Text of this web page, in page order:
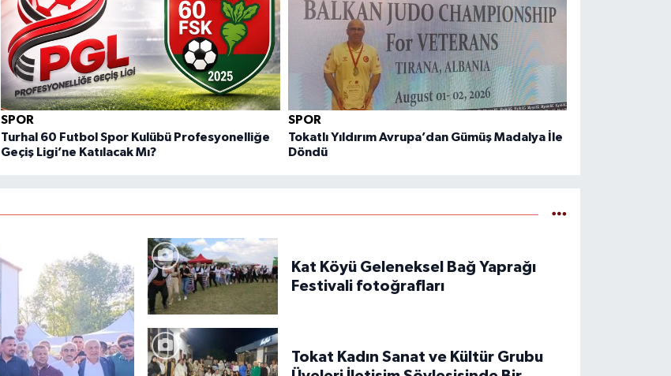
SPOR
Turhal 60 Futbol Spor Kulübü Profesyonelliğe
Geçiş Ligi’ne Katılacak Mı?
SPOR
Tokatlı Yıldırım Avrupa’dan Gümüş Madalya İle
Döndü
Kat Köyü Geleneksel Bağ Yaprağı
Festivali fotoğrafları
Tokat Kadın Sanat ve Kültür Grubu